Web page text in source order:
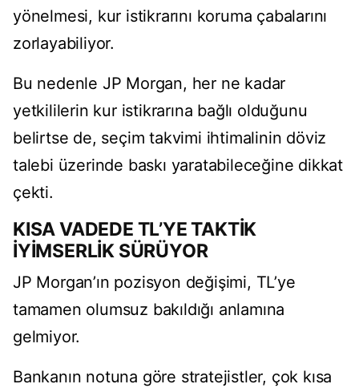
yönelmesi, kur istikrarını koruma çabalarını
zorlayabiliyor.
Bu nedenle JP Morgan, her ne kadar
yetkililerin kur istikrarına bağlı olduğunu
belirtse de, seçim takvimi ihtimalinin döviz
talebi üzerinde baskı yaratabileceğine dikkat
çekti.
KISA VADEDE TL’YE TAKTİK
İYİMSERLİK SÜRÜYOR
JP Morgan’ın pozisyon değişimi, TL’ye
tamamen olumsuz bakıldığı anlamına
gelmiyor.
Bankanın notuna göre stratejistler, çok kısa